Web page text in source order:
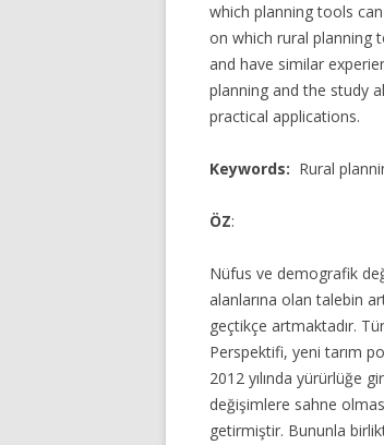
which planning tools
on which rural planning
and have similar
planning and the study
practical applications.
Keywords: Rural
ÖZ:
Nüfus ve demografik
alanlarına olan talebin
geçtikçe artmaktadır.
Perspektifi, yeni tarım
2012 yılında yürürlüğe
değişimlere sahne
getirmiştir. Bununla